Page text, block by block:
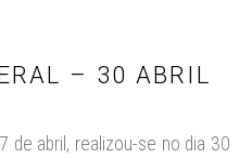
– 30 ABRIL
de abril, realizou-se no dia 30